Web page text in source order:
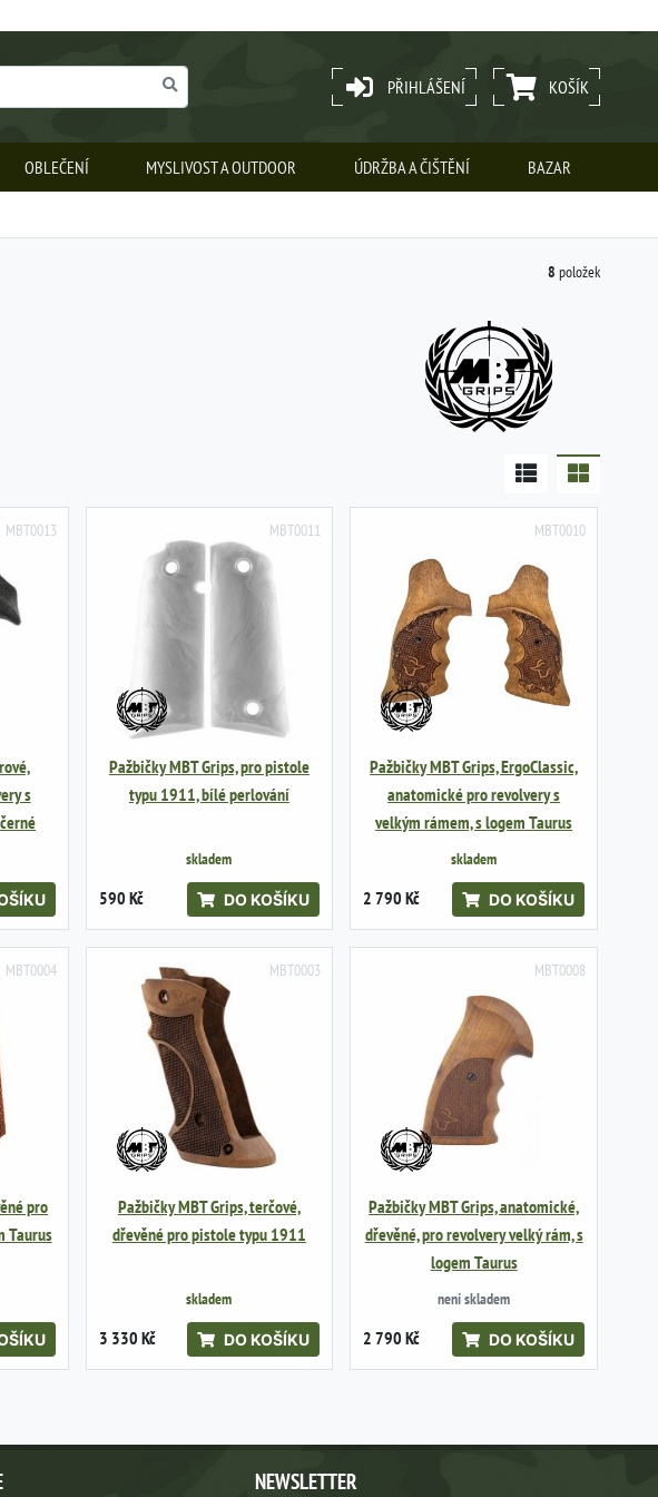
PŘIHLÁŠENÍ KOŠÍK
OBLEČENÍ MYSLIVOST A OUTDOOR ÚDRŽBA A ČIŠTĚNÍ BAZAR
8 položek
MBT0013
s
MBT0011
Pažbičky MBT Grips, pro pistole
typu 1911, bílé perlování
skladem
590 Kč DO KOŠÍKU
MBT0010
Pažbičky MBT Grips, ErgoClassic,
anatomické pro revolvery s
velkým rámem, s logem Taurus
skladem
2 790 Kč DO KOŠÍKU
MBT0004
pro
Taurus
MBT0003
Pažbičky MBT Grips, terčové,
dřevěné pro pistole typu 1911
skladem
3 330 Kč DO KOŠÍKU
MBT0008
Pažbičky MBT Grips, anatomické,
dřevěné, pro revolvery velký rám, s
logem Taurus
není skladem
2 790 Kč DO KOŠÍKU
NEWSLETTER